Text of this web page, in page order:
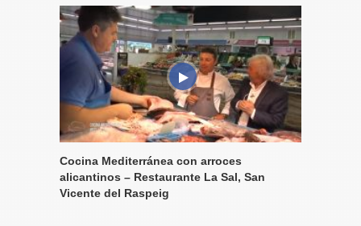
Cocina Mediterránea con arroces
alicantinos – Restaurante La Sal, San
Vicente del Raspeig